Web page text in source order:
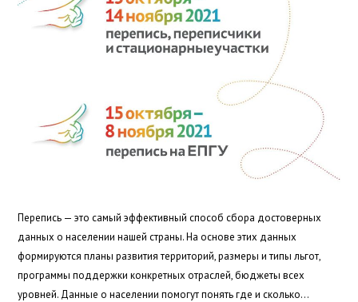
Перепись — это самый эффективный способ сбора достоверных
данных о населении нашей страны. На основе этих данных
формируются планы развития территорий, размеры и типы льгот,
программы поддержки конкретных отраслей, бюджеты всех
уровней. Данные о населении помогут понять где и сколько…